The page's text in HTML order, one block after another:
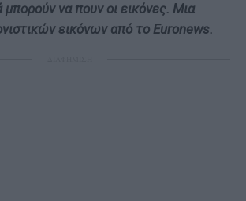
να πουν οι εικόνες. Μια
εικόνων από το Euronews.